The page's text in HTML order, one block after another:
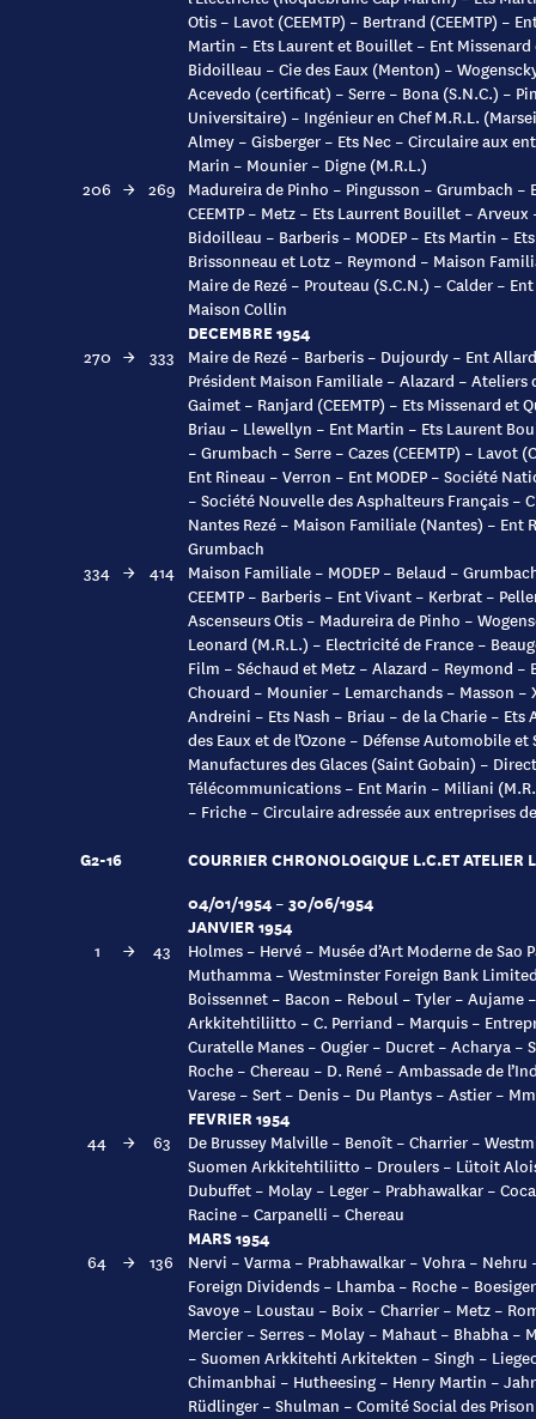
Otis – Lavot (CEEMTP) – Bertrand (CEEMTP) –
Martin – Ets Laurent et Bouillet – Ent
Bidoilleau – Cie des Eaux (Menton) –
Acevedo (certificat) – Serre – Bona (S.N.C.) –
Universitaire) – Ingénieur en Chef M.R.L.
Almey – Gisberger – Ets Nec – Circulaire aux
Marin – Mounier – Digne (M.R.L.)
206 → 269 Madureira de Pinho – Pingusson – Grumbach –
CEEMTP – Metz – Ets Laurrent Bouillet –
Bidoilleau – Barberis – MODEP – Ets Martin –
Brissonneau et Lotz – Reymond – Maison
Maire de Rezé – Prouteau (S.C.N.) – Calder –
Maison Collin
DECEMBRE 1954
270 → 333
Maire de Rezé – Barberis – Dujourdy – Ent
Président Maison Familiale – Alazard –
Gaimet – Ranjard (CEEMTP) – Ets Missenard et
Briau – Llewellyn – Ent Martin – Ets Laurent
– Grumbach – Serre – Cazes (CEEMTP) – Lavot
Ent Rineau – Verron – Ent MODEP – Société
– Société Nouvelle des Asphalteurs Français –
Nantes Rezé – Maison Familiale (Nantes) – Ent
Grumbach
334 → 414
Maison Familiale – MODEP – Belaud –
CEEMTP – Barberis – Ent Vivant – Kerbrat –
Ascenseurs Otis – Madureira de Pinho –
Leonard (M.R.L.) – Electricité de France –
Film – Séchaud et Metz – Alazard – Reymond –
Chouard – Mounier – Lemarchands – Masson
Andreini – Ets Nash – Briau – de la Charie –
des Eaux et de l’Ozone – Défense Automobile
Manufactures des Glaces (Saint Gobain) –
Télécommunications – Ent Marin – Miliani
– Friche – Circulaire adressée aux entreprises
G2-16
COURRIER CHRONOLOGIQUE L.C.ET ATELIER
04/01/1954 – 30/06/1954
JANVIER 1954
1 → 43
Holmes – Hervé – Musée d’Art Moderne de Sao
Muthamma – Westminster Foreign Bank
Boissennet – Bacon – Reboul – Tyler – Aujame
Arkkitehtiliitto – C. Perriand – Marquis –
Curatelle Manes – Ougier – Ducret – Acharya –
Roche – Chereau – D. René – Ambassade de
Varese – Sert – Denis – Du Plantys – Astier –
FEVRIER 1954
44 → 63
De Brussey Malville – Benoît – Charrier –
Suomen Arkkitehtiliitto – Droulers – Lütoit
Dubuffet – Molay – Leger – Prabhawalkar –
Racine – Carpanelli – Chereau
MARS 1954
64 → 136
Nervi – Varma – Prabhawalkar – Vohra –
Foreign Dividends – Lhamba – Roche –
Savoye – Loustau – Boix – Charrier – Metz –
Mercier – Serres – Molay – Mahaut – Bhabha –
– Suomen Arkkitehti Arkitekten – Singh –
Chimanbhai – Hutheesing – Henry Martin –
Rüdlinger – Shulman – Comité Social des